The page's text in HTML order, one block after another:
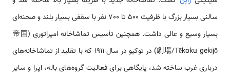
سالنی بسیار بزرگ با ظرفیت 500 تا 700 نفر با سقفی بسیار بلند و صحنه‎‌ای
بسیار وسیع و عالی داشت. همچنین تأسیس تماشاخانه امپراتوری (帝国
劇場/Tēkoku gekijō) در توکیو در سال 1911 که با تقلید از تماشاخانه‌های
درباری غرب ساخته شد، پایگاهی برای فعالیت گروه‌های باله، اپرا و سایر